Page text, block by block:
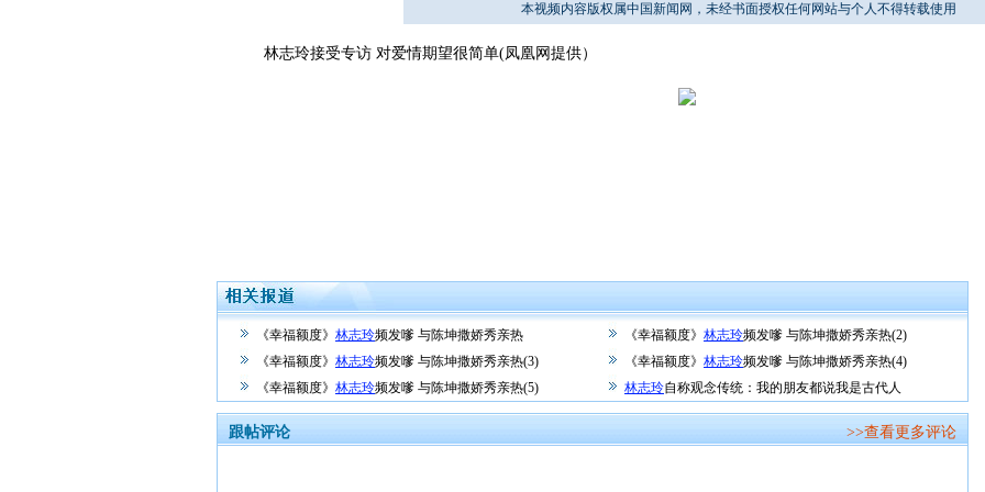
本视频内容版权属中国新闻网，未经书面授权任何网站与个人不得转载使用
林志玲接受专访 对爱情期望很简单(凤凰网提供）
《幸福额度》 林志玲频发嗲 与陈坤撒娇秀亲热 《幸福额度》 林志玲频发嗲 与陈坤撒娇秀亲热(2)
《幸福额度》 林志玲频发嗲 与陈坤撒娇秀亲热(3) 《幸福额度》 林志玲频发嗲 与陈坤撒娇秀亲热(4)
《幸福额度》 林志玲频发嗲 与陈坤撒娇秀亲热(5) 林志玲自称观念传统：我的朋友都说我是古代人
跟帖评论 >>查看更多评论